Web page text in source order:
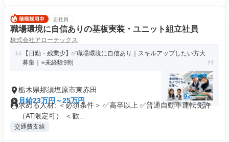
正社員
職場環境に自信ありの基板実装・ユニット組立社員
株式会社アローテックス
【日勤・残業少】✅職場環境に自信あり｜スキルアップしたい方大
募集｜⭐️未経験9割
栃木県那須塩原市東赤田
月給23万円～25万円
求める人材: ＜必須条件＞ ✅高卒以上 ✅普通自動車運転免許
（AT限定可） ＜歓...
交通費支給